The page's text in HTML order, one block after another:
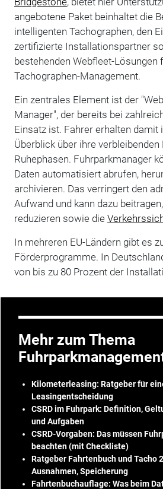
angebotene Paket beinhaltet die
intelligenten Tachographen, den
zertifizierte Installationspartner
bestehenden Webfleet-Lösungen
Tachographen-Management.
Ein zentrales Element ist der
Manager", der bereits bei
Einsatz ist. Fahrer erhalten damit
Überblick über ihre verbleibenden
Ruhephasen. Fuhrparkmanager
Daten automatisiert abrufen,
archivieren. Das verringert den
Aufwand und kann dazu
reduzieren sowie die
In mehreren EU-Ländern gibt es
Förderprogramme. In
von bis zu 80 Prozent der
Mehr zum Thema
Kilometerleasing: Ratgeber für
Leasingentscheidung
CSRD im Fuhrpark: Definition,
und Aufgaben
CSRD-Vorgaben: Das müssen
beachten (mit Checkliste)
Ratgeber Fahrtenbuch und Tacho
Ausnahmen, Speicherung
Fahrtenbuchauflage: Was beim